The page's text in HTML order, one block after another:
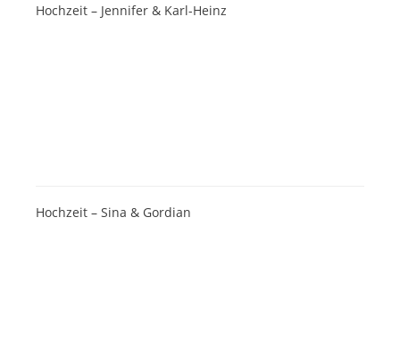
Hochzeit – Jennifer & Karl-Heinz
Hochzeit – Sina & Gordian